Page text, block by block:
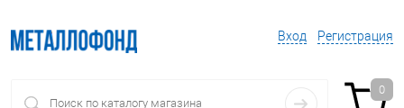
Вход Регистрация
0